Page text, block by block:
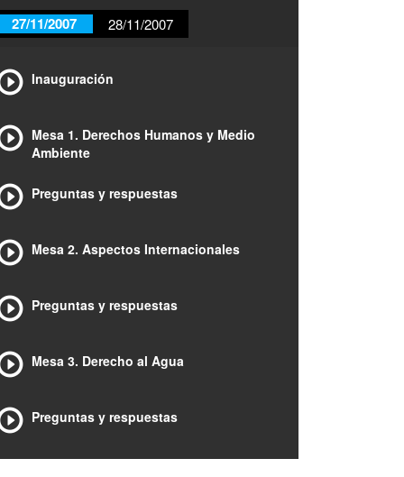
27/11/2007 28/11/2007
Inauguración
Mesa 1. Derechos Humanos y Medio
Ambiente
Preguntas y respuestas
Mesa 2. Aspectos Internacionales
Preguntas y respuestas
Mesa 3. Derecho al Agua
Preguntas y respuestas